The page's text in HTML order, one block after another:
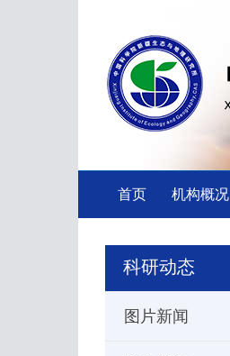
首页 机构概况
科研动态
图片新闻